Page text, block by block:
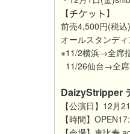
【
】
前売4,500円(税
オールスタンデ
※11/2横浜→全席
11/26仙台→全
DaizyStripper
【公演日】12月
【時間】